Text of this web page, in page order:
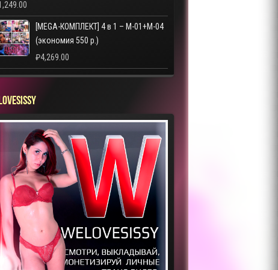
[MEGA-КОМПЛЕКТ] 4 в 1 – M-01+M-04
(экономия 550 р.)
₽4,269.00